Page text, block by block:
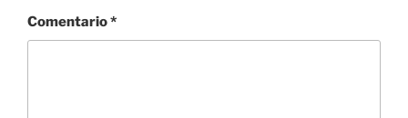
Comentario*